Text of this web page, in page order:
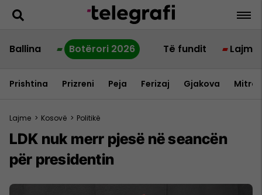
Ballina Botërori 2026 Të fundit Lajme
Prishtina Prizreni Peja Ferizaj Gjakova
Lajme > Kosovë > Politikë
LDK nuk merr pjesë në seancën
për presidentin